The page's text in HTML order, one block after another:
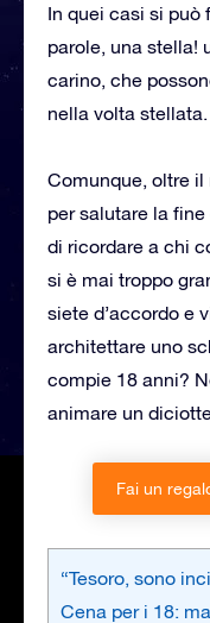
In quei casi si può
parole, una stella!
carino, che
nella volta stellata.
Comunque, oltre il
per salutare la
di ricordare a chi
si è mai troppo
siete d’accordo e
architettare uno
compie 18 anni?
animare un
Fai un
“Tesoro, sono
Cena per i 18: